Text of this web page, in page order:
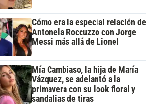
Cómo era la especial relación de
Antonela Roccuzzo con Jorge
Messi más allá de Lionel
Mía Cambiaso, la hija de María
Vázquez, se adelantó a la
primavera con su look floral y
sandalias de tiras